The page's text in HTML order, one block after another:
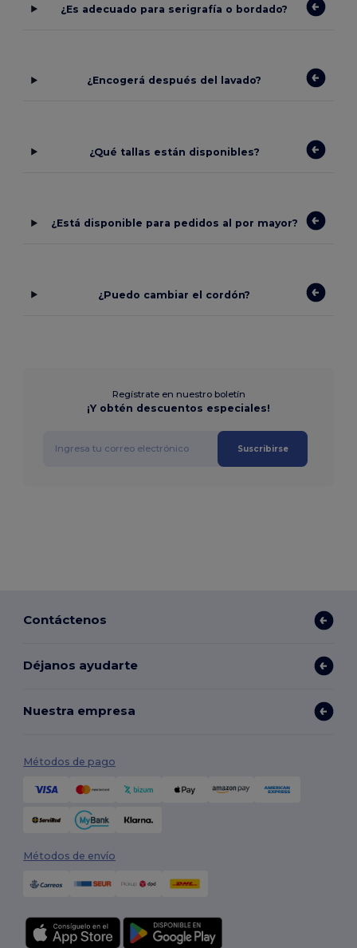
¿Es adecuado para serigrafía o bordado?
¿Encogerá después del lavado?
¿Qué tallas están disponibles?
¿Está disponible para pedidos al por mayor?
¿Puedo cambiar el cordón?
Regístrate en nuestro boletín
¡Y obtén descuentos especiales!
Suscribirse
Contáctenos
Déjanos ayudarte
Nuestra empresa
Métodos de pago
Métodos de envío